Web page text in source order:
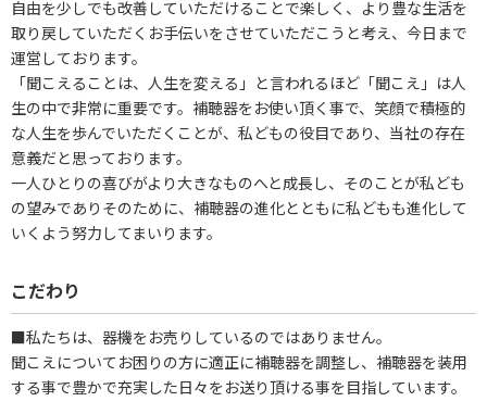
自由を少しでも改善していただけることで楽しく、より豊な生活を
取り戻していただくお手伝いをさせていただこうと考え、今日まで
運営しております。
「聞こえることは、人生を変える」と言われるほど「聞こえ」は人
生の中で非常に重要です。補聴器をお使い頂く事で、笑顔で積極的
な人生を歩んでいただくことが、私どもの役目であり、当社の存在
意義だと思っております。
一人ひとりの喜びがより大きなものへと成長し、そのことが私ども
の望みでありそのために、補聴器の進化とともに私どもも進化して
いくよう努力してまいります。
こだわり
■私たちは、器機をお売りしているのではありません。
聞こえについてお困りの方に適正に補聴器を調整し、補聴器を装用
する事で豊かで充実した日々をお送り頂ける事を目指しています。